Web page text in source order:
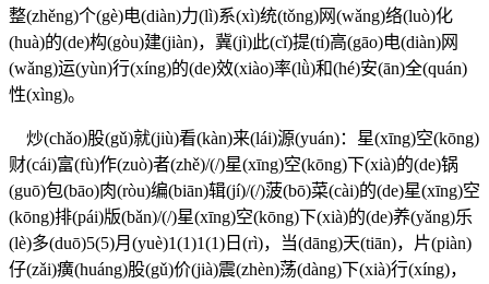
整(zhěng)个(gè)电(diàn)力(lì)系(xì)统(tǒng)网(wǎng)络(luò)化
(huà)的(de)构(gòu)建(jiàn)，冀(jì)此(cǐ)提(tí)高(gāo)电(diàn)网
(wǎng)运(yùn)行(xíng)的(de)效(xiào)率(lǜ)和(hé)安(ān)全(quán)
性(xìng)。
炒(chǎo)股(gǔ)就(jiù)看(kàn)来(lái)源(yuán)：星(xīng)空(kōng)
财(cái)富(fù)作(zuò)者(zhě)/(/)星(xīng)空(kōng)下(xià)的(de)锅
(guō)包(bāo)肉(ròu)编(biān)辑(jí)/(/)菠(bō)菜(cài)的(de)星(xīng)空
(kōng)排(pái)版(bǎn)/(/)星(xīng)空(kōng)下(xià)的(de)养(yǎng)乐
(lè)多(duō)5(5)月(yuè)1(1)1(1)日(rì)，当(dāng)天(tiān)，片(piàn)
仔(zǎi)癀(huáng)股(gǔ)价(jià)震(zhèn)荡(dàng)下(xià)行(xíng)，